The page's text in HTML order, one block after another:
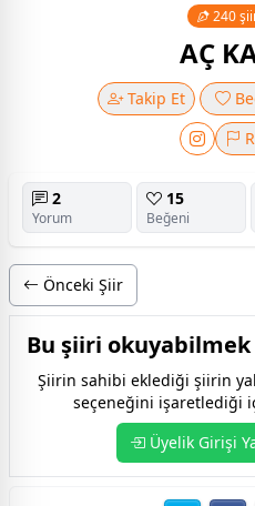
240
AÇ
Takip Et
2
Yorum
15
Beğeni
Önceki Şiir
Bu şiiri okuyabilmek
Şiirin sahibi eklediği şiirin
seçeneğini işaretlediği
Üyelik Girişi